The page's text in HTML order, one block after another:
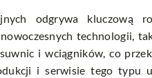
odgrywa kluczową
technologii,
i wciągników, co
i serwisie tego typu